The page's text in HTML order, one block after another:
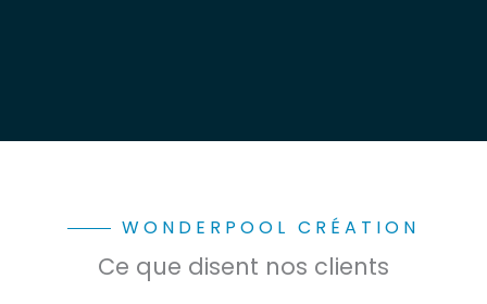
WONDERPOOL CRÉATION
Ce que disent nos clients